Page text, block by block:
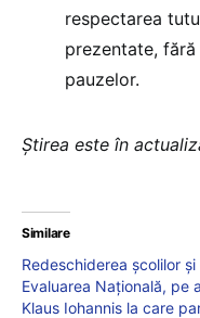
respectarea
prezentate,
pauzelor.
Știrea este în
Similare
Redeschiderea școlilor
Evaluarea Națională, pe
Klaus Iohannis la care